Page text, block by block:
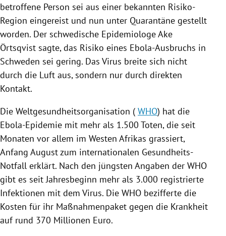
betroffene Person sei aus einer bekannten Risiko-
Region eingereist und nun unter Quarantäne gestellt
worden. Der schwedische EpidemiologeAke
Örtsqvist sagte, das Risiko eines Ebola-Ausbruchs in
Schweden sei gering. Das Virus breite sich nicht
durch die Luft aus, sondern nur durch direkten
Kontakt.
Die Weltgesundheitsorganisation ( WHO) hat die
Ebola-Epidemie mit mehr als 1.500 Toten, die seit
Monaten vor allem im Westen Afrikas grassiert,
Anfang August zum internationalen Gesundheits-
Notfall erklärt. Nach den jüngsten Angaben der WHO
gibt es seit Jahresbeginn mehr als 3.000 registrierte
Infektionen mit dem Virus. Die WHO bezifferte die
Kosten für ihr Maßnahmenpaket gegen die Krankheit
auf rund 370 Millionen Euro.